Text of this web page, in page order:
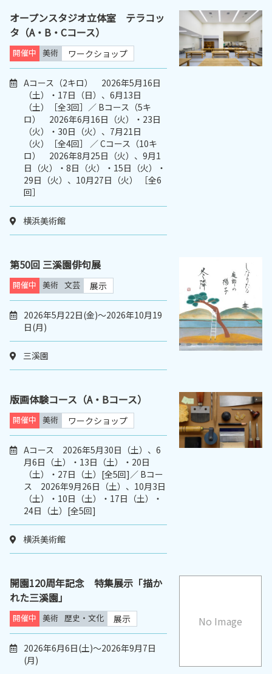
オープンスタジオ立体室 テラコッ
タ（A・B・Cコース）
開催中 美術 ワークショップ
Aコース（2キロ） 2026年5月16日
（土）・17日（日）、6月13日
（土）［全3回］／ Bコース（5キ
ロ） 2026年6月16日（火）・23日
（火）・30日（火）、7月21日
（火）［全4回］ ／ Cコース（10キ
ロ） 2026年8月25日（火）、9月1
日（火）・8日（火）・15日（火）・
29日（火）、10月27日（火） ［全6
回］
横浜美術館
第50回 三溪園俳句展
開催中 美術 文芸 展示
2026年5月22日(金)～2026年10月19
日(月)
三溪園
版画体験コース（A・Bコース）
開催中 美術 ワークショップ
Aコース 2026年5月30日（土）、6
月6日（土）・13日（土）・20日
（土）・27日（土）[全5回]／ Bコー
ス 2026年9月26日（土）、10月3日
（土）・10日（土）・17日（土）・
24日（土）[全5回]
横浜美術館
No Image
開園120周年記念 特集展示「描か
れた三溪園」
開催中 美術 歴史・文化 展示
2026年6月6日(土)～2026年9月7日
(月)